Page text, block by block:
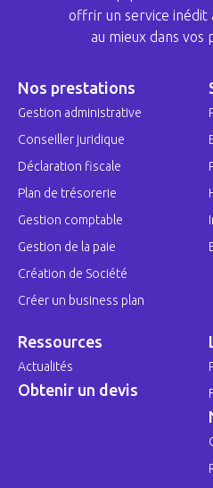
offrir un service inédit
au mieux dans vos
Nos prestations
Gestion administrative
Conseiller juridique
Déclaration fiscale
Plan de trésorerie
Gestion comptable
Gestion de la paie
Création de Société
Créer un business plan
Ressources
Actualités
Obtenir un devis